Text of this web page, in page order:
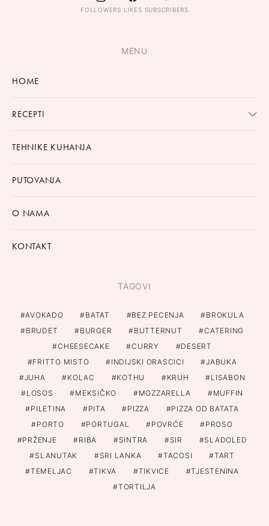
FOLLOWERS LIKES SUBSCRIBERS
MENU
HOME
RECEPTI
TEHNIKE KUHANJA
PUTOVANJA
O NAMA
KONTAKT
TAGOVI
AVOKADO BATAT BEZ PECENJA
BROKULA
BRUDET
BURGER BUTTERNUT
CATERING
CHEESECAKE
CURRY
DESERT
FRITTO MISTO
INDIJSKI ORASCICI
JABUKA
JUHA
KOLAC KOTHU KRUH
LISABON
LOSOS
MEKSIČKO MOZZARELLA
MUFFIN
PILETINA
PITA PIZZA
PIZZA OD BATATA
PORTO
PORTUGAL POVRĆE
PROSO
PRŽENJE
RIBA SINTRA SIR
SLADOLED
SLANUTAK
SRI LANKA TACOSI
TART
TEMELJAC
TIKVA TIKVICE
TJESTENINA
TORTILJA